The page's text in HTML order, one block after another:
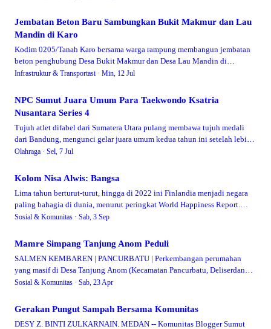
Jembatan Beton Baru Sambungkan Bukit Makmur dan Lau
Mandin di Karo
Kodim 0205/Tanah Karo bersama warga rampung membangun jembatan
beton penghubung Desa Bukit Makmur dan Desa Lau Mandin di
Mardingding, memudahkan akses 1.200 warga dua desa.
Infrastruktur & Transportasi · Min, 12 Jul
NPC Sumut Juara Umum Para Taekwondo Ksatria
Nusantara Series 4
Tujuh atlet difabel dari Sumatera Utara pulang membawa tujuh medali
dari Bandung, mengunci gelar juara umum kedua tahun ini setelah lebih
dulu menang di Pancasila Cup 2026.
Olahraga · Sel, 7 Jul
Kolom Nisa Alwis: Bangsa
Lima tahun berturut-turut, hingga di 2022 ini Finlandia menjadi negara
paling bahagia di dunia, menurut peringkat World Happiness Report.
Sedangkan negara te…
Sosial & Komunitas · Sab, 3 Sep
Mamre Simpang Tanjung Anom Peduli
SALMEN KEMBAREN | PANCURBATU | Perkembangan perumahan
yang masif di Desa Tanjung Anom (Kecamatan Pancurbatu, Deliserdang)
(Karo Hilir) ternyata membawa beber…
Sosial & Komunitas · Sab, 23 Apr
Gerakan Pungut Sampah Bersama Komunitas
DESY Z. BINTI ZULKARNAIN. MEDAN -- Komunitas Blogger Sumut